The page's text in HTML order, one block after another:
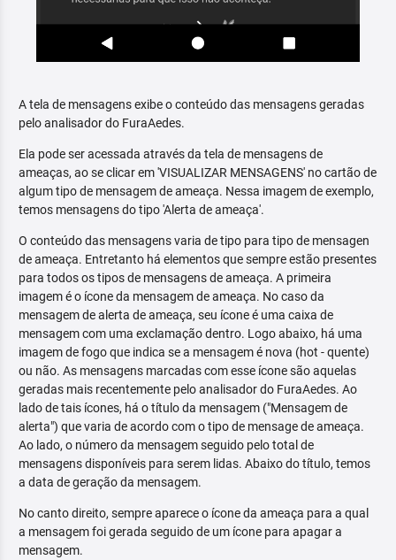
A tela de mensagens exibe o conteúdo das mensagens geradas
pelo analisador do FuraAedes.
Ela pode ser acessada através da tela de mensagens de
ameaças, ao se clicar em 'VISUALIZAR MENSAGENS' no cartão de
algum tipo de mensagem de ameaça. Nessa imagem de exemplo,
temos mensagens do tipo 'Alerta de ameaça'.
O conteúdo das mensagens varia de tipo para tipo de mensagen
de ameaça. Entretanto há elementos que sempre estão presentes
para todos os tipos de mensagens de ameaça. A primeira
imagem é o ícone da mensagem de ameaça. No caso da
mensagem de alerta de ameaça, seu ícone é uma caixa de
mensagem com uma exclamação dentro. Logo abaixo, há uma
imagem de fogo que indica se a mensagem é nova (hot - quente)
ou não. As mensagens marcadas com esse ícone são aquelas
geradas mais recentemente pelo analisador do FuraAedes. Ao
lado de tais ícones, há o título da mensagem ("Mensagem de
alerta") que varia de acordo com o tipo de mensage de ameaça.
Ao lado, o número da mensagem seguido pelo total de
mensagens disponíveis para serem lidas. Abaixo do título, temos
a data de geração da mensagem.
No canto direito, sempre aparece o ícone da ameaça para a qual
a mensagem foi gerada seguido de um ícone para apagar a
mensagem.